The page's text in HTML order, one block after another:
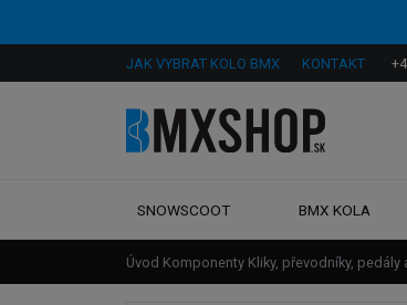
JAK VYBRAT KOLO BMX KONTAKT
SNOWSCOOT BMX KOLA
Úvod Komponenty Kliky, převodníky, pedály